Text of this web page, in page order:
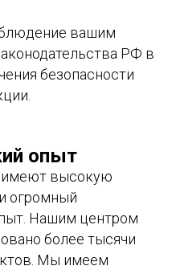
вашим
РФ в
безопасности
опыт
высокую
огромный
Нашим центром
более тысячи
Мы имеем